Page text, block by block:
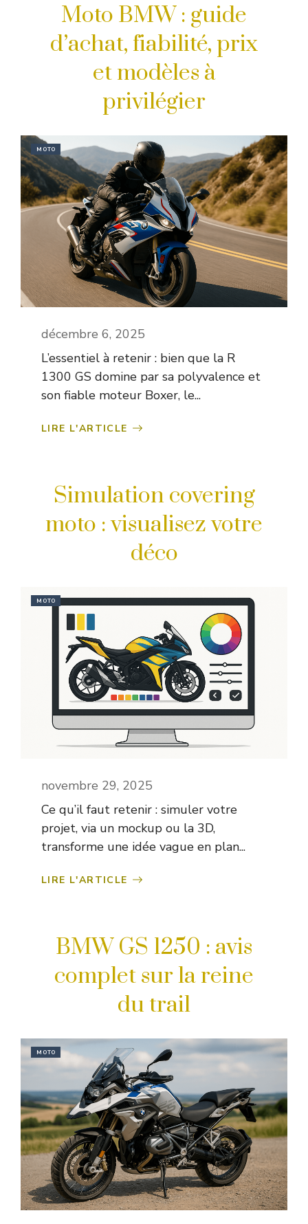
Moto BMW : guide
d’achat, fiabilité, prix
et modèles à
privilégier
MOTO
décembre 6, 2025
L’essentiel à retenir : bien que la R
1300 GS domine par sa polyvalence et
son fiable moteur Boxer, le...
LIRE L'ARTICLE
Simulation covering
moto : visualisez votre
déco
MOTO
novembre 29, 2025
Ce qu’il faut retenir : simuler votre
projet, via un mockup ou la 3D,
transforme une idée vague en plan...
LIRE L'ARTICLE
BMW GS 1250 : avis
complet sur la reine
du trail
MOTO